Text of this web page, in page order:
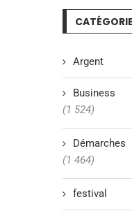
Argent
Business
(1 524)
Démarches
(1 464)
festival